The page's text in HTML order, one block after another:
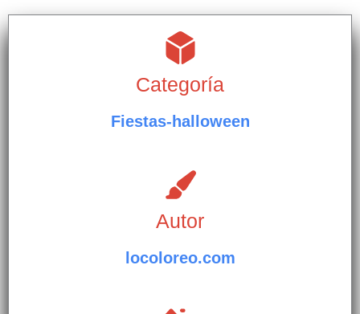
Categoría
Fiestas-halloween
Autor
locoloreo.com